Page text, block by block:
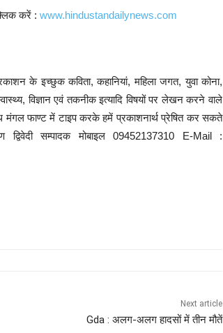
करें : www.hindustandailynews.com
के इच्छुक कविता, कहानियां, महिला जगत, युवा कोना,
विज्ञान एवं तकनीक इत्यादि विषयों पर लेखन करने वाले
मंगल फाण्ट में टाइप करके हमें प्रकाशनार्थ प्रेषित कर सकते
सम्पादक मोबाइल 09452137310 E-Mail :
Next article
Gda : अलग-अलग हादसों में तीन मौतें